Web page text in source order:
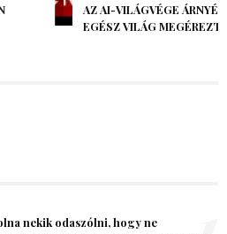
CSAK PÁR ÓRA VOLT, MÉGIS AZ
nekik odaszólni, hogy ne